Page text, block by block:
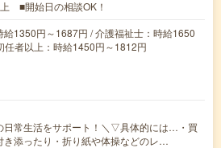
■開始日の相談OK！
給1350円～1687円 / 介護福祉士：時給1650
任者以上：時給1450円～1812円
日常生活をサポート！＼▽具体的には…・買
き添ったり・折り紙や体操などのレ…